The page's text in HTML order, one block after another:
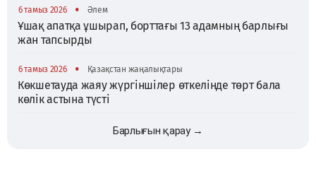
6 тамыз 2026 • Әлем
Ұшақ апатқа ұшырап, борттағы 13 адамның барлығы
жан тапсырды
6 тамыз 2026 • Қазақстан жаңалықтары
Көкшетауда жаяу жүргіншілер өткелінде төрт бала
көлік астына түсті
Барлығын қарау →